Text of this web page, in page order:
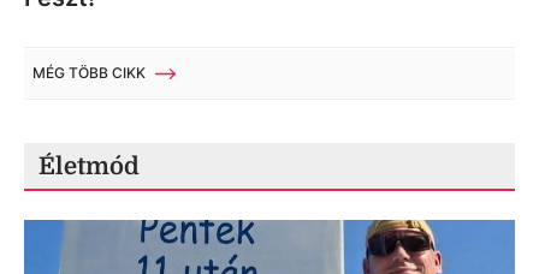
MÉG TÖBB CIKK
Életmód